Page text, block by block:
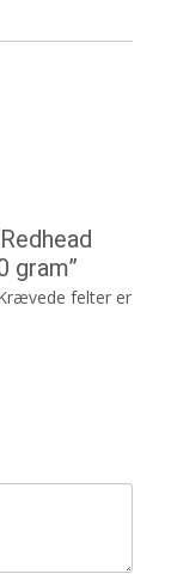
gram”
felter er